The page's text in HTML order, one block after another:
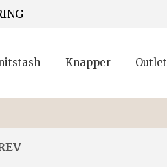
Knapper Outlet